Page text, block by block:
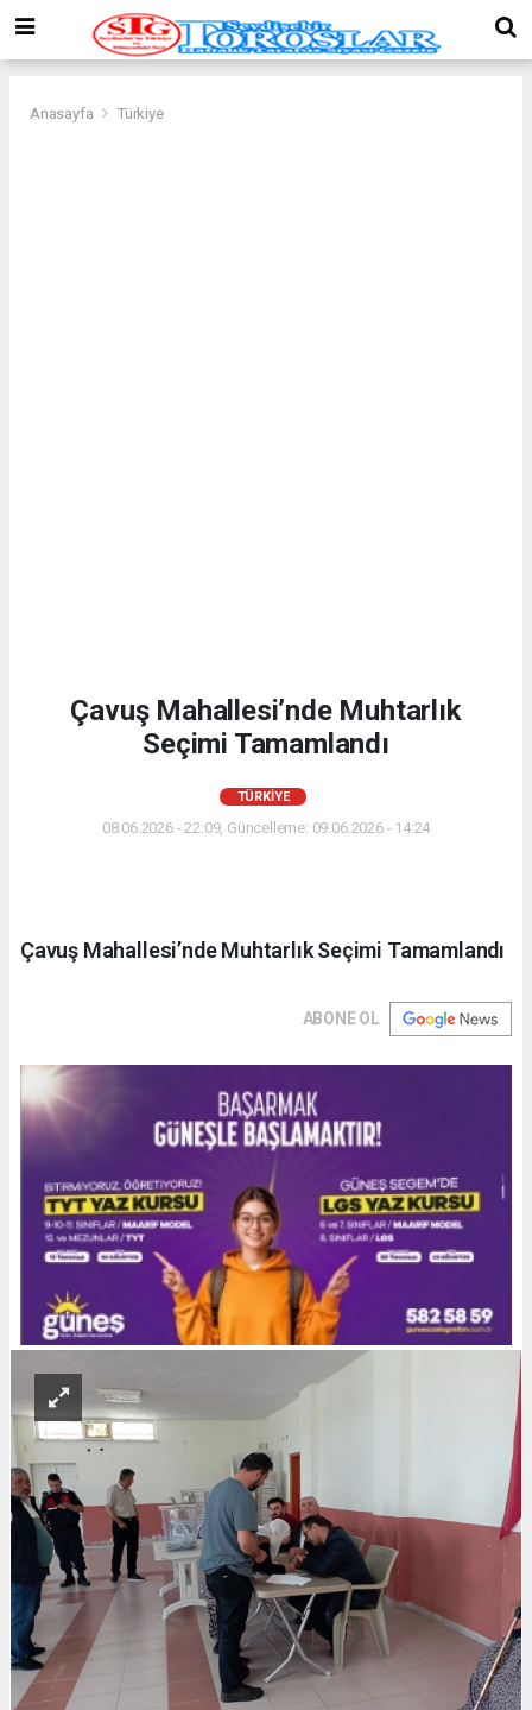
Anasayfa Türkiye
Çavuş Mahallesi’nde Muhtarlık
Seçimi Tamamlandı
TÜRKIYE
08.06.2026 - 22:09, Güncelleme: 09.06.2026 - 14:24
Çavuş Mahallesi’nde Muhtarlık Seçimi Tamamlandı
ABONE OL